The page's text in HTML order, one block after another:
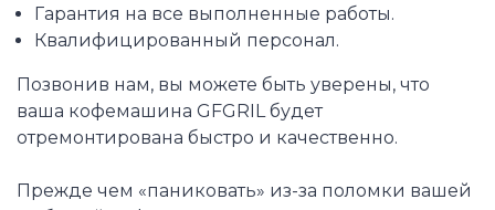
Гарантия на все выполненные работы.
Квалифицированный персонал.
Позвонив нам, вы можете быть уверены, что
ваша кофемашина GFGRIL будет
отремонтирована быстро и качественно.
Прежде чем «паниковать» из-за поломки вашей